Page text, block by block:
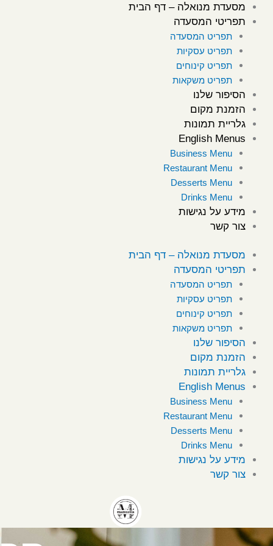
דילוג
לתוכן
מסעדת מנואלה – דף הבית
תפריטי המסעדה
תפריט המסעדה
תפריט עסקיות
תפריט קינוחים
תפריט משקאות
הסיפור שלנו
הזמנת מקום
גלריית תמונות
English Menus
Business Menu
Restaurant Menu
Desserts Menu
Drinks Menu
מידע על נגישות
צור קשר
מסעדת מנואלה – דף הבית
תפריטי המסעדה
תפריט המסעדה
תפריט עסקיות
תפריט קינוחים
תפריט משקאות
הסיפור שלנו
הזמנת מקום
גלריית תמונות
English Menus
Business Menu
Restaurant Menu
Desserts Menu
Drinks Menu
מידע על נגישות
צור קשר